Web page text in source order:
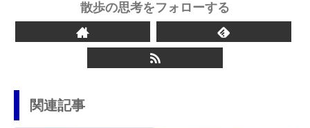
散歩の思考をフォローする
関連記事